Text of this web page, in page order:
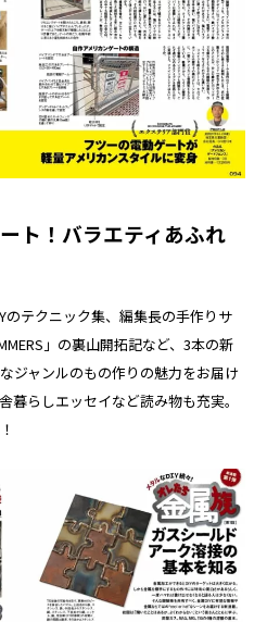
ト！バラエティあふれ
テクニック集、編集長の手作りサ
」の裏山開拓記など、3本の新
ジャンルのもの作りの魅力をお届け
暮らしエッセイなど読み物も充実。